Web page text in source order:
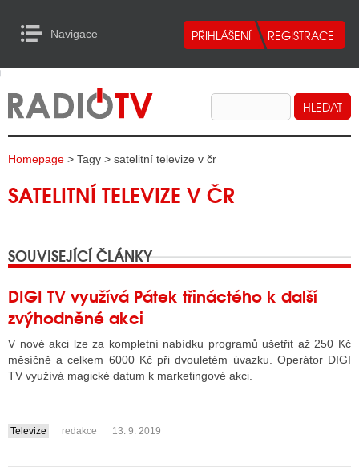
Navigace
RADIA
TELEVIZE
INTERNET
TISK
RADIA
RÁDIÍ
RÁDIÍ
VYSÍLAČE
TELEVIZÍ
to Content
Homepage > Tagy > satelitní televize v čr
SATELITNÍ TELEVIZE V ČR
SOUVISEJÍCÍ ČLÁNKY
DIGI TV využívá Pátek třináctého k další
zvýhodněné akci
V nové akci lze za kompletní nabídku programů ušetřit až 250 Kč
měsíčně a celkem 6000 Kč při dvouletém úvazku. Operátor DIGI
TV využívá magické datum k marketingové akci.
....
Televize redakce 13. 9. 2019